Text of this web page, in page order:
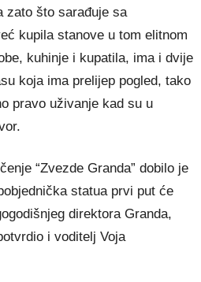
zato što sarađuje sa
kupila stanove u tom elitnom
kuhinje i kupatila, ima i dvije
koja ima prelijep pogled, tako
pravo uživanje kad su u
“Zvezde Granda” dobilo je
statua prvi put će
direktora Granda,
i voditelj Voja